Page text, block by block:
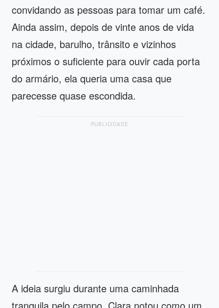
convidando as pessoas para tomar um café.
Ainda assim, depois de vinte anos de vida
na cidade, barulho, trânsito e vizinhos
próximos o suficiente para ouvir cada porta
do armário, ela queria uma casa que
parecesse quase escondida.
PUBLICIDADE
A ideia surgiu durante uma caminhada